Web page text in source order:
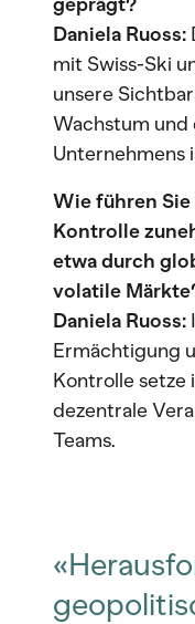
Daniela Ruoss:
mit Swiss-Ski
unsere
Wachstum und
Unternehmens
Wie führen
Kontrolle
etwa durch
volatile
Daniela Ruoss:
Ermächtigung
Kontrolle setze
dezentrale
Teams.